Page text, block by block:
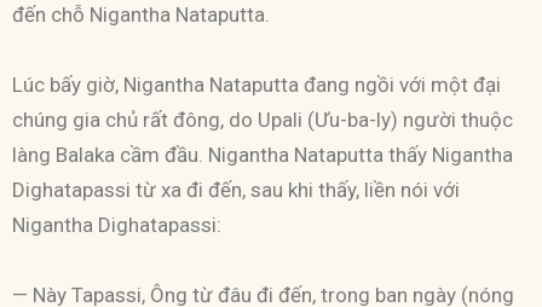
đến chỗ Nigantha Nataputta.
Lúc bấy giờ, Nigantha Nataputta đang ngồi với một đại
chúng gia chủ rất đông, do Upali (Ưu-ba-ly) người thuộc
làng Balaka cầm đầu. Nigantha Nataputta thấy Nigantha
Dighatapassi từ xa đi đến, sau khi thấy, liền nói với
Nigantha Dighatapassi:
— Này Tapassi, Ông từ đâu đi đến, trong ban ngày (nóng